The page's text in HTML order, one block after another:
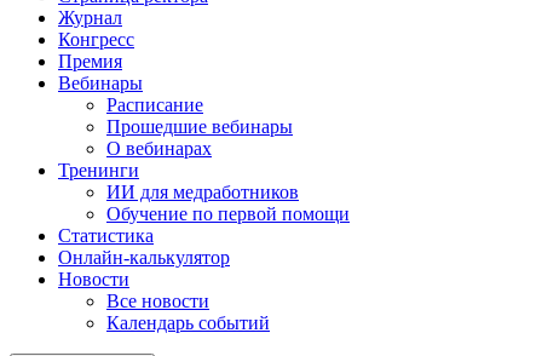
Журнал
Конгресс
Премия
Вебинары
Расписание
Прошедшие вебинары
О вебинарах
Тренинги
ИИ для медработников
Обучение по первой помощи
Статистика
Онлайн-калькулятор
Новости
Все новости
Календарь событий